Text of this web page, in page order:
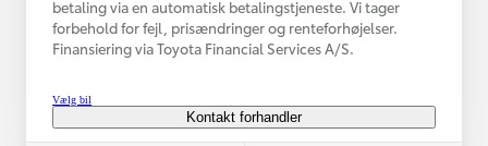
betaling via en automatisk betalingstjeneste. Vi tager
forbehold for fejl, prisændringer og renteforhøjelser.
Finansiering via Toyota Financial Services A/S.
Vælg bil
Kontakt forhandler